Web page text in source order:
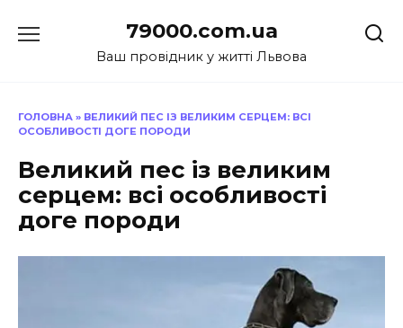
до
79000.com.ua
Ваш провідник у житті Львова
ГОЛОВНА » ВЕЛИКИЙ ПЕС ІЗ ВЕЛИКИМ СЕРЦЕМ: ВСІ
ОСОБЛИВОСТІ ДОГЕ ПОРОДИ
Великий пес із великим
серцем: всі особливості
доге породи